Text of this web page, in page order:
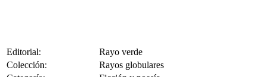
Editorial:
Rayo verde
Colección:
Rayos globulares